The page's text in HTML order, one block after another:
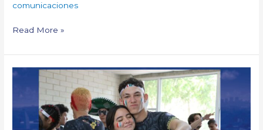
comunicaciones
Read More »
Semana
One